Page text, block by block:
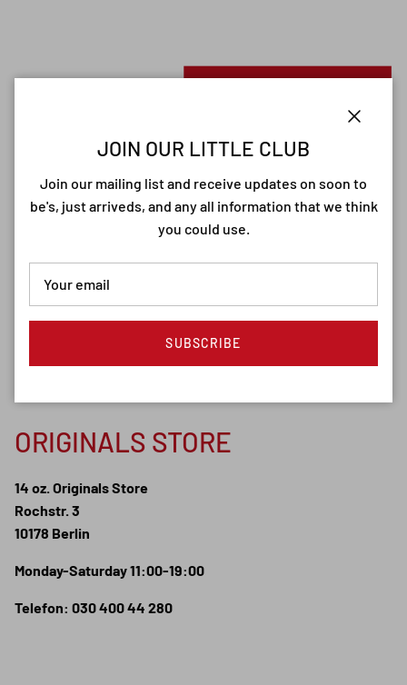
ORIGINALS STORE
14 oz. Originals Store
Rochstr. 3
10178 Berlin
Monday-Saturday 11:00-19:00
Telefon: 030 400 44 280
JOIN OUR LITTLE CLUB
Join our mailing list and receive updates on soon to
be's, just arriveds, and any all information that we think
you could use.
SUBSCRIBE